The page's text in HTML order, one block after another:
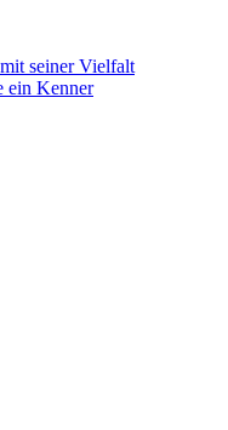
seiner Vielfalt
ein Kenner